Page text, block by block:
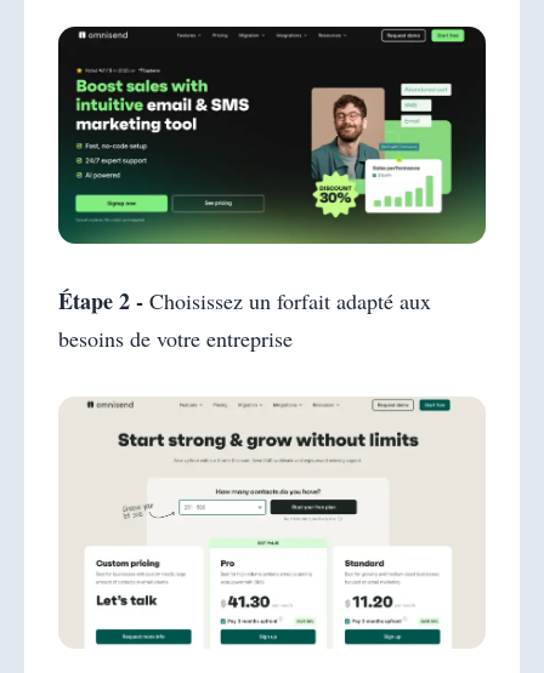
Étape 2 - Choisissez un forfait adapté aux
besoins de votre entreprise